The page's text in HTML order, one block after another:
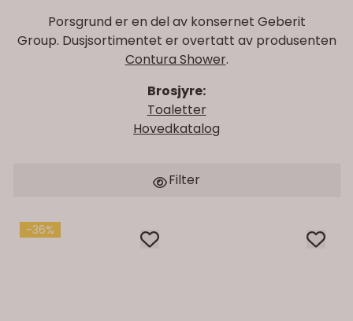
Porsgrund er en del av konsernet Geberit
Group. Dusjsortimentet er overtatt av produsenten
Contura Shower.
Brosjyre:
Toaletter
Hovedkatalog
Filter
-36%